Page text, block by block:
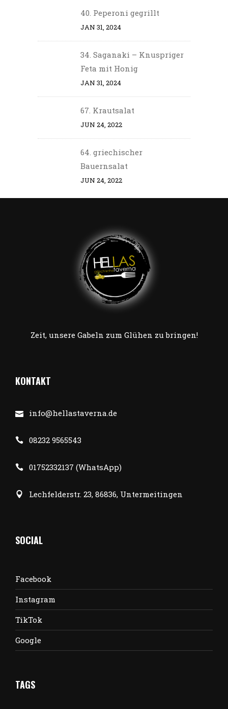
40. Peperoni gegrillt
JAN 31, 2024
34. Saganaki – Knuspriger
Feta mit Honig
JAN 31, 2024
67. Krautsalat
JUN 24, 2022
64. griechischer
Bauernsalat
JUN 24, 2022
Zeit, unsere Gabeln zum Glühen zu bringen!
KONTAKT
info@hellastaverna.de
08232 9565543
01752332137 (WhatsApp)
Lechfelderstr. 23, 86836, Untermeitingen
SOCIAL
Facebook
Instagram
TikTok
Google
TAGS